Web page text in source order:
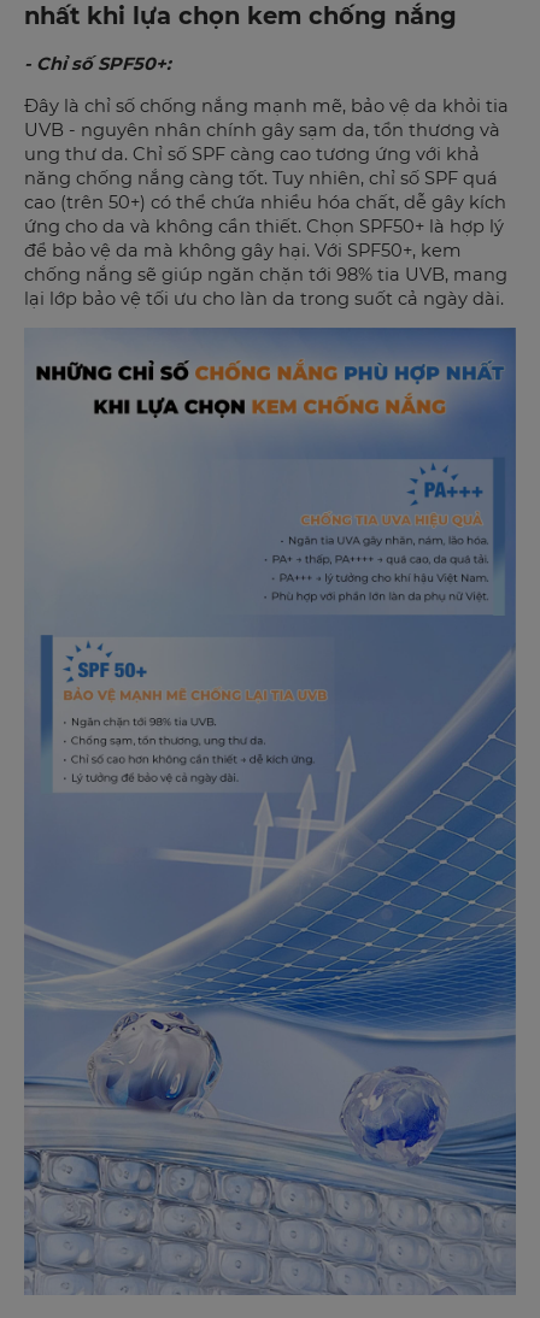
nhất khi lựa chọn kem chống nắng
- Chỉ số SPF50+:
Đây là chỉ số chống nắng mạnh mẽ, bảo vệ da khỏi tia
UVB - nguyên nhân chính gây sạm da, tổn thương và
ung thư da. Chỉ số SPF càng cao tương ứng với khả
năng chống nắng càng tốt. Tuy nhiên, chỉ số SPF quá
cao (trên 50+) có thể chứa nhiều hóa chất, dễ gây kích
ứng cho da và không cần thiết. Chọn SPF50+ là hợp lý
để bảo vệ da mà không gây hại. Với SPF50+, kem
chống nắng sẽ giúp ngăn chặn tới 98% tia UVB, mang
lại lớp bảo vệ tối ưu cho làn da trong suốt cả ngày dài.